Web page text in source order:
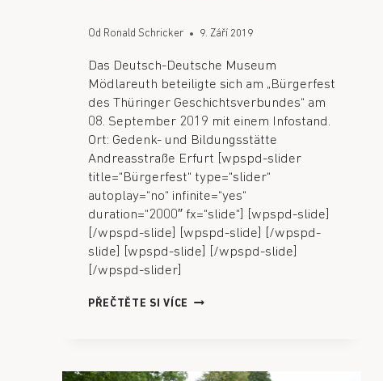
Od Ronald Schricker 9. Září 2019
Das Deutsch-Deutsche Museum
Mödlareuth beteiligte sich am „Bürgerfest
des Thüringer Geschichtsverbundes“ am
08. September 2019 mit einem Infostand.
Ort: Gedenk- und Bildungsstätte
Andreasstraße Erfurt [wpspd-slider
title=“Bürgerfest“ type=“slider“
autoplay=“no“ infinite=“yes“
duration=“2000″ fx=“slide“] [wpspd-slide]
[/wpspd-slide] [wpspd-slide] [/wpspd-
slide] [wpspd-slide] [/wpspd-slide]
[/wpspd-slider]
PŘEČTĚTE SI VÍCE